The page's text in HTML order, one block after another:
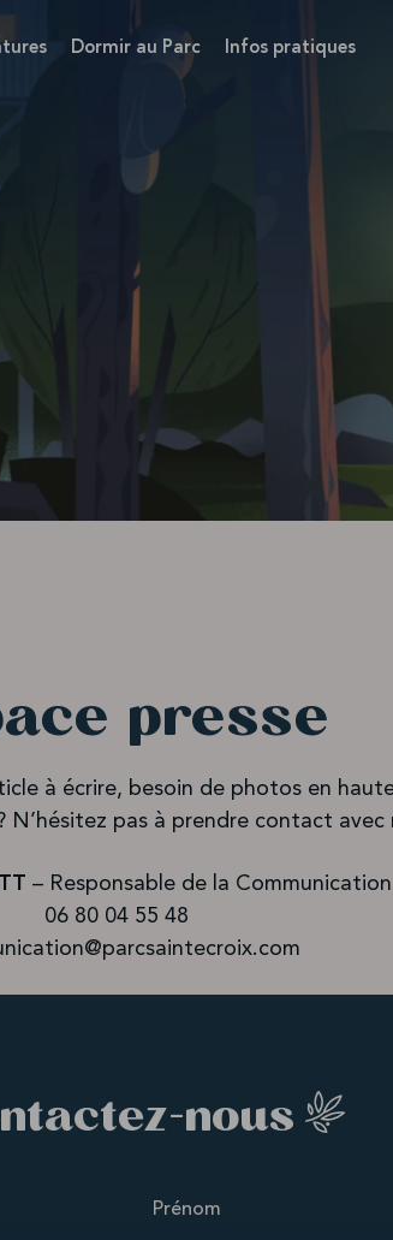
Dormir au Parc Infos pratiques
presse
à écrire, besoin de photos en
N’hésitez pas à prendre contact avec
– Responsable de la Communication
06 80 04 55 48
nous